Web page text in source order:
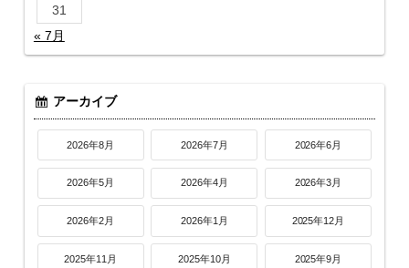
31
« 7月
アーカイブ
2026年8月 2026年7月 2026年6月
2026年5月 2026年4月 2026年3月
2026年2月 2026年1月 2025年12月
2025年11月 2025年10月 2025年9月